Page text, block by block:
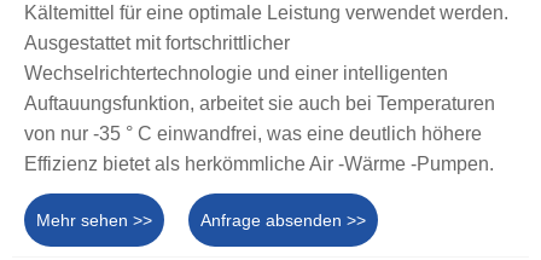
Kältemittel für eine optimale Leistung verwendet werden.
Ausgestattet mit fortschrittlicher
Wechselrichtertechnologie und einer intelligenten
Auftauungsfunktion, arbeitet sie auch bei Temperaturen
von nur -35 ° C einwandfrei, was eine deutlich höhere
Effizienz bietet als herkömmliche Air -Wärme -Pumpen.
Mehr sehen >> Anfrage absenden >>